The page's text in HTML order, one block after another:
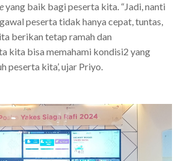
yang baik bagi peserta kita. “Jadi, nanti
peserta tidak hanya cepat, tuntas,
berikan tetap ramah dan
kita bisa memahami kondisi2 yang
peserta kita’, ujar Priyo.